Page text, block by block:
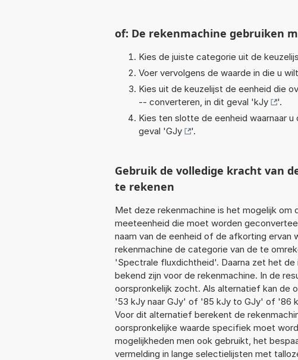
of: De rekenmachine gebruiken
Kies de juiste categorie uit de
Voer vervolgens de waarde in die u
Kies uit de keuzelijst de eenheid die
-- converteren, in dit geval 'kJy
'.
Kies ten slotte de eenheid waarnaar
geval 'GJy '.
Gebruik de volledige kracht van
te rekenen
Met deze rekenmachine is het mogelijk
meeteenheid die moet worden
naam van de eenheid of de afkorting ervan
rekenmachine de categorie van de te
'Spectrale fluxdichtheid'. Daarna zet het
bekend zijn voor de rekenmachine. In de
oorspronkelijk zocht. Als alternatief kan de
'53 kJy naar GJy' of '85 kJy to GJy' of '86
Voor dit alternatief berekent de
oorspronkelijke waarde specifiek moet
mogelijkheden men ook gebruikt, het
vermelding in lange selectielijsten met